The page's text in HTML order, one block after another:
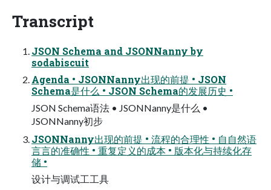
Transcript
JSON Schema and JSONNanny by
sodabiscuit
Agenda • JSONNanny出现的前提 • JSON
Schema是什么 • JSON Schema的发展历史 •
JSON Schema语法 • JSONNanny是什么 •
JSONNanny初步
JSONNanny出现的前提 • 流程的合理性 • ⾃自然语
⾔言的准确性 • 重复定义的成本 • 版本化与持续化存
储 •
设计与调试⼯工具